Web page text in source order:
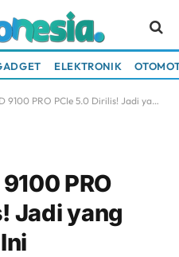
ELEKTRONIK
PRO PCIe 5.0 Dirilis! Jadi yang Tercepat Saat Ini
PRO
Jadi yang